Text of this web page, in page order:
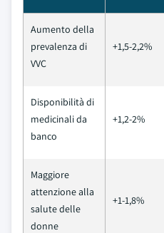
Aumento della
prevalenza di
VVC
+1,5-2,2%
Disponibilità di
medicinali da
banco
+1,2-2%
Maggiore
attenzione alla
salute delle
donne
+1-1,8%